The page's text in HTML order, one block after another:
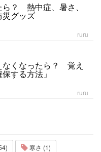
？ 熱中症、暑さ、
グッズ
ruru
なくなったら？ 覚え
する方法」
ruru
寒さ (1)